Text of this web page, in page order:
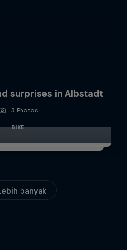
surprises in Albstadt
3 Photos
BIKE
banyak